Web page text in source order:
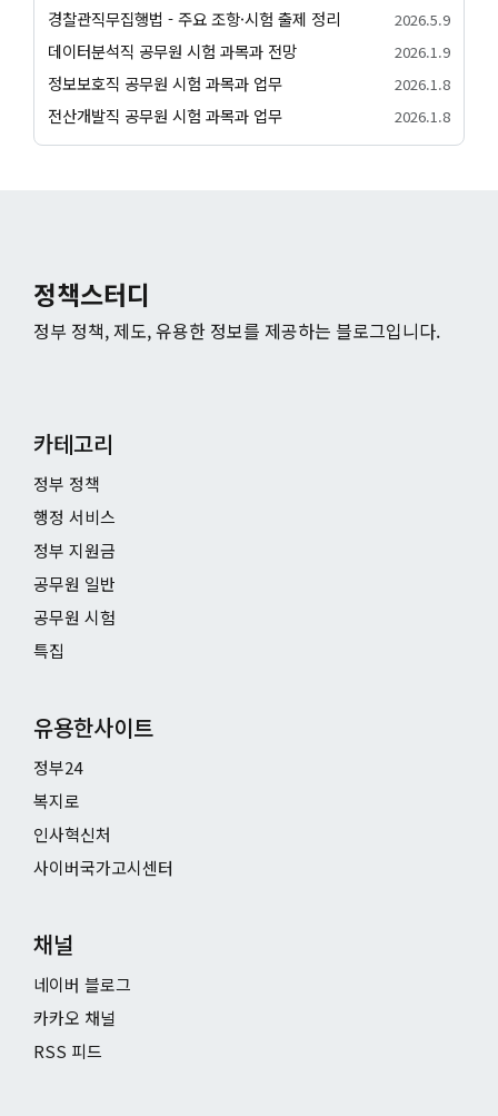
경찰관직무집행법 - 주요 조항·시험 출제 정리 2026.5.9
데이터분석직 공무원 시험 과목과 전망 2026.1.9
정보보호직 공무원 시험 과목과 업무 2026.1.8
전산개발직 공무원 시험 과목과 업무 2026.1.8
정책스터디
정부 정책, 제도, 유용한 정보를 제공하는 블로그입니다.
카테고리
정부 정책
행정 서비스
정부 지원금
공무원 일반
공무원 시험
특집
유용한사이트
정부24
복지로
인사혁신처
사이버국가고시센터
채널
네이버 블로그
카카오 채널
RSS 피드